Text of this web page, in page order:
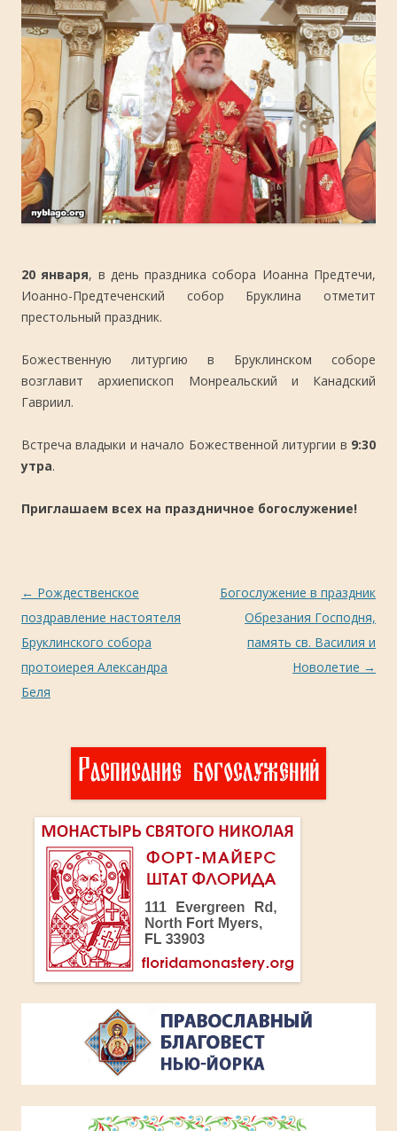
20 января, в день праздника собора Иоанна Предтечи,
Иоанно-Предтеченский собор Бруклина отметит
престольный праздник.
Божественную литургию в Бруклинском соборе
возглавит архиепископ Монреальский и Канадский
Гавриил.
Встреча владыки и начало Божественной литургии в 9:30
утра.
Приглашаем всех на праздничное богослужение!
Навигация
по
записям
← Рождественское
поздравление настоятеля
Бруклинского собора
протоиерея Александра
Беля
Богослужение в праздник
Обрезания Господня,
память св. Василия и
Новолетие →